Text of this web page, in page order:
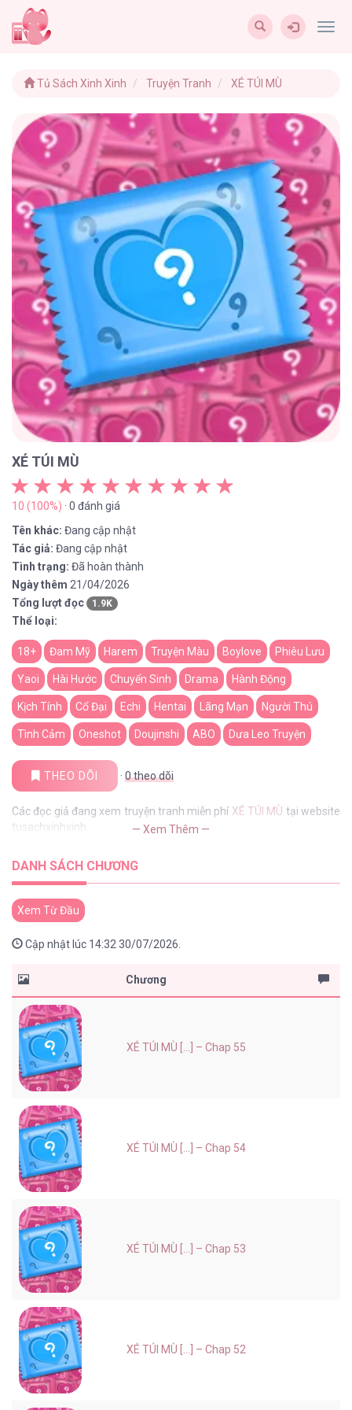
Tủ Sách Xinh Xinh Truyện Tranh XÉ TÚI MÙ
XÉ TÚI MÙ
10 (100%) · 0 đánh giá
Tên khác: Đang cập nhật
Tác giả: Đang cập nhật
Tình trạng: Đã hoàn thành
Ngày thêm 21/04/2026
Tổng lượt đọc
1.9K
Thể loại:
18+ Đam Mỹ Harem Truyện Màu Boylove Phiêu Lưu
Yaoi Hài Hước Chuyển Sinh Drama Hành Động
Kịch Tính Cổ Đại Echi Hentai Lãng Mạn Người Thú
Tình Cảm Oneshot Doujinshi ABO Dưa Leo Truyện
THEO DÕI · 0theo dõi
Các đọc giả đang xem truyện tranh miễn phí XÉ TÚI MÙ tại website
tusachxinhxinh
— Xem Thêm —
DANH SÁCH CHƯƠNG
Xem Từ Đầu
Cập nhật lúc 14:32 30/07/2026.
Chương
XÉ TÚI MÙ [...] – Chap 55
XÉ TÚI MÙ [...] – Chap 54
XÉ TÚI MÙ [...] – Chap 53
XÉ TÚI MÙ [...] – Chap 52